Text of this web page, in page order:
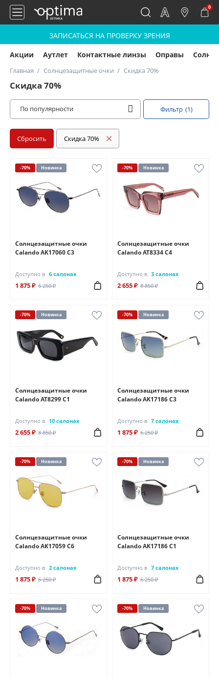
0
ЗАПИСАТЬСЯ НА ПРОВЕРКУ ЗРЕНИЯ
Акции Аутлет Контактные линзы Оправы
Главная Солнцезащитные очки Скидка 70%
Скидка 70%
По популярности Фильтр (1)
Сбросить Скидка 70%
-70% Новинка
Солнцезащитные очки
Calando AK17060 C3
Доступно в 6 салонах
1 875 ₽ 6 250 ₽
-70% Новинка
Солнцезащитные очки
Calando AT8334 C4
Доступно в 3 салонах
2 655 ₽ 8 850 ₽
-70% Новинка
Солнцезащитные очки
Calando AT8299 C1
Доступно в 10 салонах
2 655 ₽ 8 850 ₽
-70% Новинка
Солнцезащитные очки
Calando AK17186 C3
Доступно в 7 салонах
1 875 ₽ 6 250 ₽
-70% Новинка
Солнцезащитные очки
Calando AK17059 C6
Доступно в 2 салонах
1 875 ₽ 6 250 ₽
-70% Новинка
Солнцезащитные очки
Calando AK17186 C1
Доступно в 7 салонах
1 875 ₽ 6 250 ₽
-70% Новинка -70% Новинка